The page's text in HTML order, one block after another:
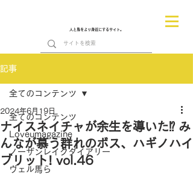
人と馬をより身近にするサイト。
記事
全てのコンテンツ
Loveumagazine
ノーザンレイクダイアリー
ヴェル馬ら
全てのコンテンツ
ナイスネイチャが余生を導いた⁉︎ み
んなが慕う群れのボス、ハギノハイ
ブリット! vol.46
2024年6月19日